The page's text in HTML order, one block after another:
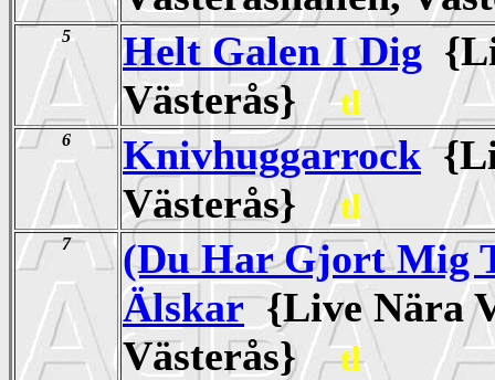
5 Helt Galen I Dig
Västerås}tl
6 Knivhuggarrock
Västerås}tl
7
(Du Har Gjort Mig
Älskar{Live Nära
Västerås}tl